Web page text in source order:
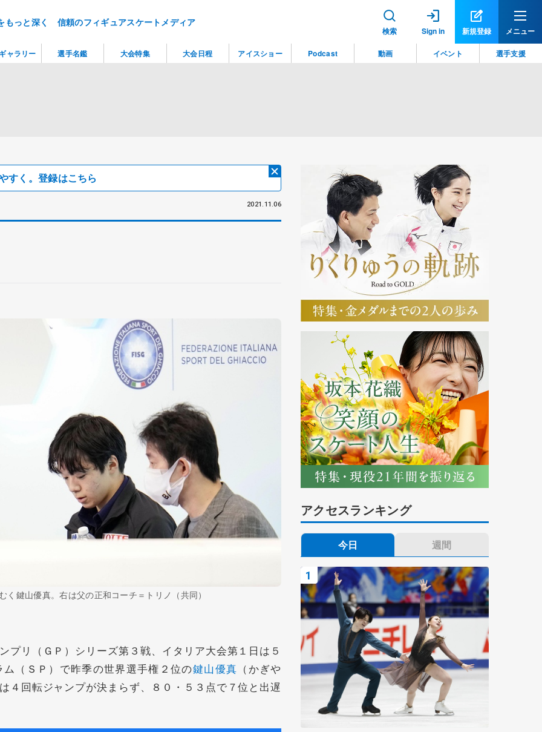
もっと深く 信頼のフィギュアスケートメディア
検索 Sign in 新規登録 メニュー
すく。登録はこちら
2021.11.06
鍵山優真。右は父の正和コーチ＝トリノ（共同）
リ（ＧＰ）シリーズ第３戦、イタリア大会第１日は５
（ＳＰ）で昨季の世界選手権２位の鍵山優真 （かぎや
４回転ジャンプが決まらず、８０・５３点で７位と出遅
アクセスランキング
今日 週間
ャラリー 選手名鑑 大会特集 大会日程 アイスショー Podcast 動画 イベント 選手支援